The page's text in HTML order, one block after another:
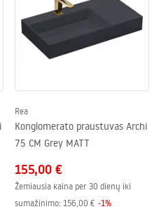
Rea
Konglomerato praustuvas Archi
75 CM Grey MATT
155,00 €
Žemiausia kaina per 30 dienų iki
sumažinimo: 156,00 € -1%